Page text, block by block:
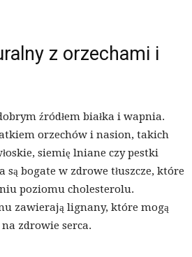
z orzechami i
źródłem białka i wapnia.
orzechów i nasion, takich
siemię lniane czy pestki
są bogate w zdrowe tłuszcze, które
poziomu cholesterolu.
zawierają lignany, które mogą
zdrowie serca.